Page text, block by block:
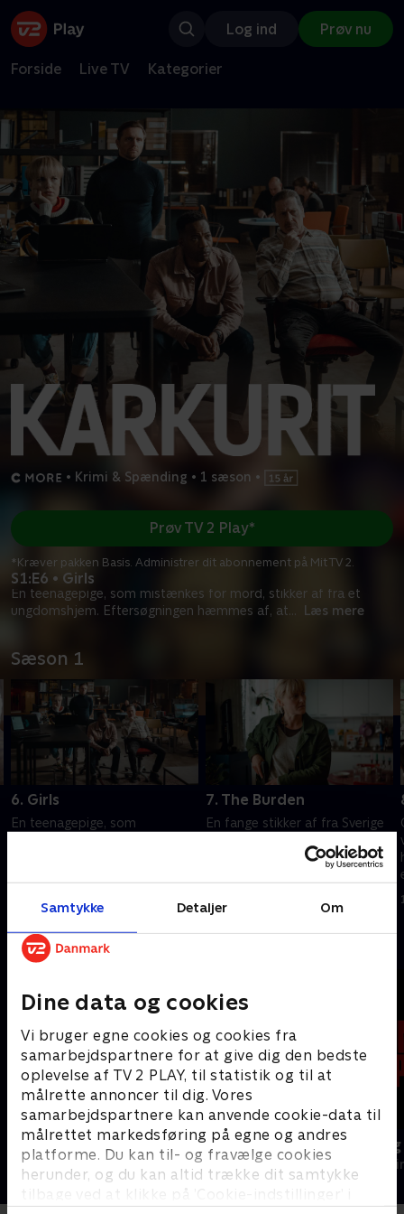
Samtykke Detaljer Om
Dine data og cookies
Vi bruger egne cookies og cookies fra
samarbejdspartnere for at give dig den bedste
oplevelse af TV 2 PLAY, til statistik og til at
målrette annoncer til dig. Vores
samarbejdspartnere kan anvende cookie-data til
målrettet markedsføring på egne og andres
platforme. Du kan til- og fravælge cookies
herunder, og du kan altid trække dit samtykke
tilbage ved at klikke på ’Cookie-indstillinger’ i
Log ind Prøv nu
Forside Live TV Kategorier
• Krimi & Spænding • 1 sæson •
S1:E6 • Girls
En teenagepige, som mistænkes for mord, stikker af fra et
ungdomshjem. Eftersøgningen hæmmes af, at... Læs mere
Prøv TV 2 Play*
*Kræver pakken Basis. Administrer dit abonnement på Mit TV 2.
Sæson 1
6. Girls
En teenagepige, som
kriminel rockerbande
7. The Burden
En fange stikker af fra Sverige
han vil hævne sig på en person,
som har vidnet imod ham. .
Andre så også
Gerningsstedet - Tatort
Krimi & Spænding • 1 sæsoner
The
Krimi &